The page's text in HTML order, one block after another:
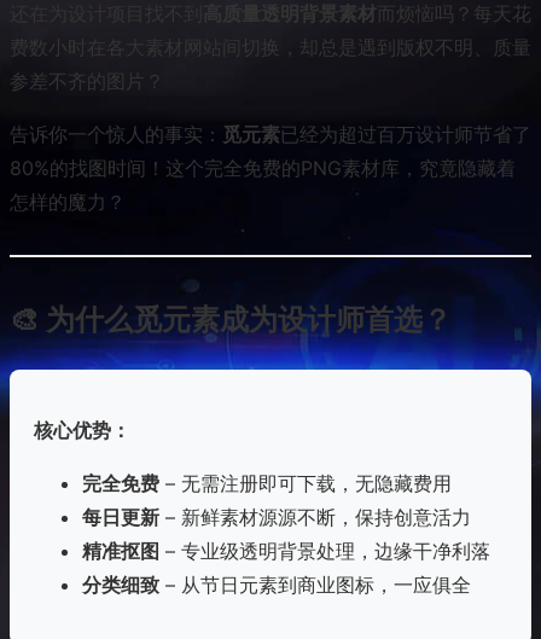
还在为设计项目找不到 高质量透明背景素材而烦恼吗？每天花
费数小时在各大素材网站间切换，却总是遇到版权不明、质量
参差不齐的图片？
告诉你一个惊人的事实： 觅元素已经为超过百万设计师节省了
80%的找图时间！这个完全免费的PNG素材库，究竟隐藏着
怎样的魔力？
🎨 为什么觅元素成为设计师首选？
核心优势：
完全免费 – 无需注册即可下载，无隐藏费用
每日更新 – 新鲜素材源源不断，保持创意活力
精准抠图 – 专业级透明背景处理，边缘干净利落
分类细致 – 从节日元素到商业图标，一应俱全